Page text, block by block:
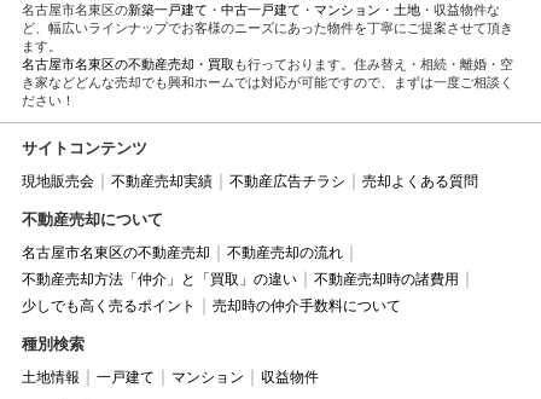
名古屋市名東区の新築一戸建て ・ 中古一戸建て ・ マンション ・ 土地・収益物件な
ど、幅広いラインナップでお客様のニーズにあった物件を丁寧にご提案させて頂き
ます。
名古屋市名東区の不動産売却・買取 も行っております。住み替え・相続・離婚・空
き家などどんな売却でも興和ホームでは対応が可能ですので、まずは一度ご相談く
ださい！
サイトコンテンツ
現地販売会 不動産売却実績 不動産広告チラシ 売却よくある質問
不動産売却について
名古屋市名東区の不動産売却
不動産売却の流れ
不動産売却方法「仲介」と「買取」の違い
不動産売却時の諸費用
少しでも高く売るポイント
売却時の仲介手数料について
種別検索
土地情報 一戸建て マンション 収益物件